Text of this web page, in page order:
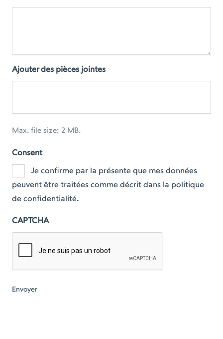
Ajouter des pièces jointes
Max. file size: 2 MB.
Consent
Je confirme par la présente que mes données
peuvent être traitées comme décrit dans la politique
de confidentialité.
CAPTCHA